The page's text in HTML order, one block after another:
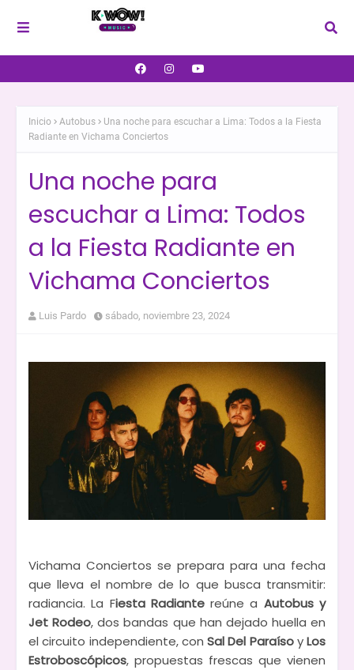
Inicio Autobus
Una noche para escuchar a Lima: Todos a la Fiesta
Radiante en Vichama Conciertos
Una noche para
escuchar a Lima: Todos
a la Fiesta Radiante en
Vichama Conciertos
Luis Pardo sábado, noviembre 23, 2024
Vichama Conciertos se prepara para una fecha
que lleva el nombre de lo que busca transmitir:
radiancia. La Fiesta Radiantereúne a Autobus y
Jet Rodeo, dos bandas que han dejado huella en
el circuito independiente, con Sal Del ParaísoyLos
Estroboscópicos, propuestas frescas que vienen